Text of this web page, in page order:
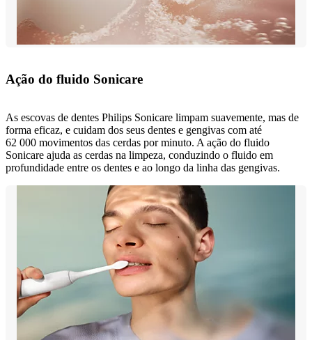
Ação do fluido Sonicare
As escovas de dentes Philips Sonicare limpam suavemente, mas de
forma eficaz, e cuidam dos seus dentes e gengivas com até
62 000 movimentos das cerdas por minuto. A ação do fluido
Sonicare ajuda as cerdas na limpeza, conduzindo o fluido em
profundidade entre os dentes e ao longo da linha das gengivas.